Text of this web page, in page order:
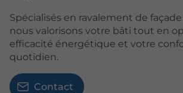
Spécialisés en ravalement de
nous valorisons votre bâti tout en
efficacité énergétique et votre
quotidien.
Contact